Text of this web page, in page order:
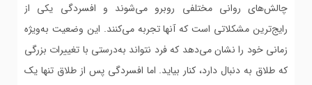
چالش‌های روانی مختلفی روبرو می‌شوند و افسردگی یکی از
رایج‌ترین مشکلاتی است که آنها تجربه می‌کنند. این وضعیت به‌ویژه
زمانی خود را نشان می‌دهد که فرد نتواند به‌درستی با تغییرات بزرگی
که طلاق به دنبال دارد، کنار بیاید. اما افسردگی پس از طلاق تنها یک